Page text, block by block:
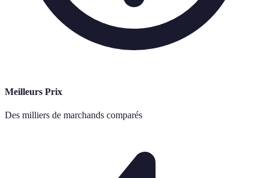
Meilleurs Prix
Des milliers de marchands comparés